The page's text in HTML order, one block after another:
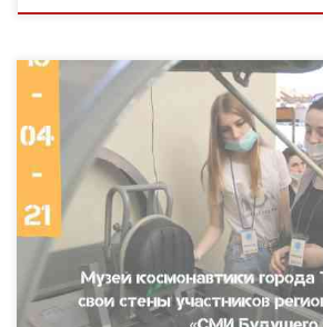
14 апреля участники сетевого
«СМИ будущего» побывали на выставке,
космонавтике. Тема экскурсии была
космоса. Всем ребятам, особенно тем,